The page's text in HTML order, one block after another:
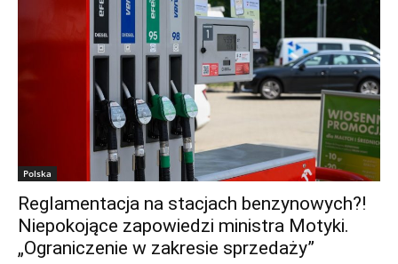
Polska
Reglamentacja na stacjach benzynowych?!
Niepokojące zapowiedzi ministra Motyki.
„Ograniczenie w zakresie sprzedaży”